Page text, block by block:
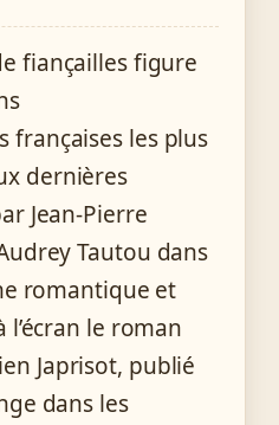
fiançailles figure
françaises les plus
dernières
Jean-Pierre
Tautou dans
romantique et
le roman
Japrisot, publié
dans les